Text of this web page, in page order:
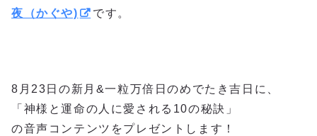
夜（かぐや)
です。
8月23日の新月&一粒万倍日のめでたき吉日に、
「神様と運命の人に愛される10の秘訣」
の音声コンテンツをプレゼントします！